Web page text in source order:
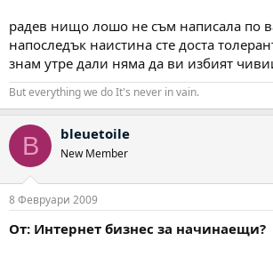
радев нищо лошо не съм написала по
напоследък наистина сте доста
знам утре дали няма да ви избият
But everything we do It's never in vain.
B bleuetoile
New Member
8 Февруари 2009
От: Интернет бизнес за начинаещи?